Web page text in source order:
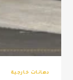
دهانات خارجية